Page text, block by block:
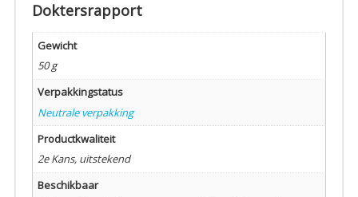
Doktersrapport
Gewicht
50 g
Verpakkingstatus
Neutrale verpakking
Productkwaliteit
2e Kans, uitstekend
Beschikbaar